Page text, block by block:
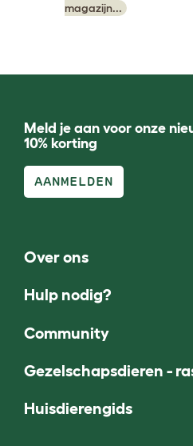
magazijn...
Meld je aan voor onze
10% korting
AANMELDEN
Over ons
Hulp nodig?
Community
Gezelschapsdieren -
Huisdierengids